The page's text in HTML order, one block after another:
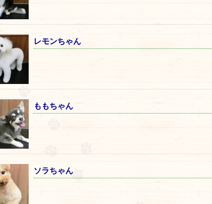
レモンちゃん
ももちゃん
ソラちゃん